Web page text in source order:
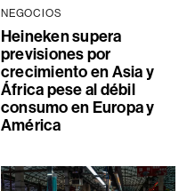
NEGOCIOS
Heineken supera
previsiones por
crecimiento en Asia y
África pese al débil
consumo en Europa y
América